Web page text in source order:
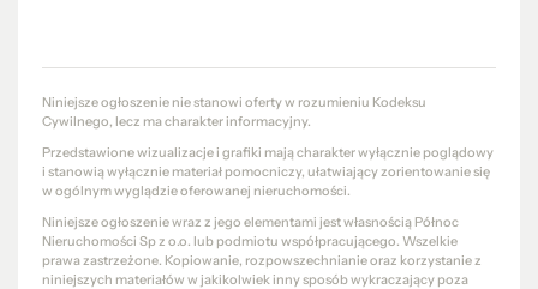
Niniejsze ogłoszenie nie stanowi oferty w rozumieniu Kodeksu
Cywilnego, lecz ma charakter informacyjny.
Przedstawione wizualizacje i grafiki mają charakter wyłącznie poglądowy
i stanowią wyłącznie materiał pomocniczy, ułatwiający zorientowanie się
w ogólnym wyglądzie oferowanej nieruchomości.
Niniejsze ogłoszenie wraz z jego elementami jest własnością Północ
Nieruchomości Sp z o.o. lub podmiotu współpracującego. Wszelkie
prawa zastrzeżone. Kopiowanie, rozpowszechnianie oraz korzystanie z
niniejszych materiałów w jakikolwiek inny sposób wykraczający poza